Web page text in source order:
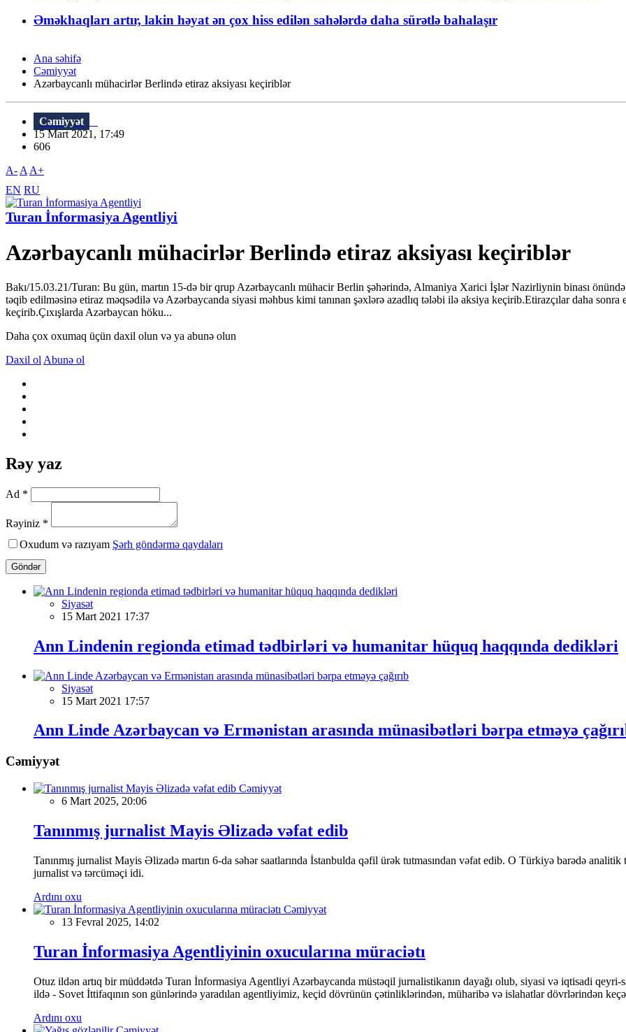
Əməkhaqları artır, lakin həyat ən çox hiss edilən sahələrdə daha sürətlə bahalaşır
Ana səhifə
Cəmiyyət
Azərbaycanlı mühacirlər Berlində etiraz aksiyası keçiriblər
Cəmiyyət
15 Mart 2021, 17:49
606
A- A A+
EN RU
Turan İnformasiya Agentliyi
Azərbaycanlı mühacirlər Berlində etiraz aksiyası keçiriblər
Bakı/15.03.21/Turan: Bu gün, martın 15-də bir qrup Azərbaycanlı mühacir Berlin şəhərində, Almaniya Xarici İşlər Nazirliynin binası
təqib edilməsinə etiraz məqsədilə və Azərbaycanda siyasi məhbus kimi tanınan şəxlərə azadlıq tələbi ilə aksiya keçirib.Etirazçılar daha
keçirib.Çıxışlarda Azərbaycan höku...
Daha çox oxumaq üçün daxil olun və ya abunə olun
Daxil ol Abunə ol
Rəy yaz
Ad *
Rəyiniz *
Oxudum və razıyam Şərh göndərmə qaydaları
Göndər
Siyasət
15 Mart 2021 17:37
Ann Lindenin regionda etimad tədbirləri və humanitar hüquq haqqında dedikləri
Siyasət
15 Mart 2021 17:57
Ann Linde Azərbaycan və Ermənistan arasında münasibətləri bərpa etməyə
Cəmiyyət
Cəmiyyət
6 Mart 2025, 20:06
Tanınmış jurnalist Mayis Əlizadə vəfat edib
Tanınmış jurnalist Mayis Əlizadə martın 6-da səhər saatlarında İstanbulda qəfil ürək tutmasından vəfat edib. O Türkiyə barədə
jurnalist və tərcüməçi idi.
Ardını oxu
Cəmiyyət
13 Fevral 2025, 14:02
Turan İnformasiya Agentliyinin oxucularına müraciətı
Otuz ildən artıq bir müddətdə Turan İnformasiya Agentliyi Azərbaycanda müstəqil jurnalistikanın dayağı olub, siyasi və iqtisadi
ildə - Sovet İttifaqının son günlərində yaradılan agentliyimiz, keçid dövrünün çətinliklərindən, müharibə və islahatlar dövrlərindən
Ardını oxu